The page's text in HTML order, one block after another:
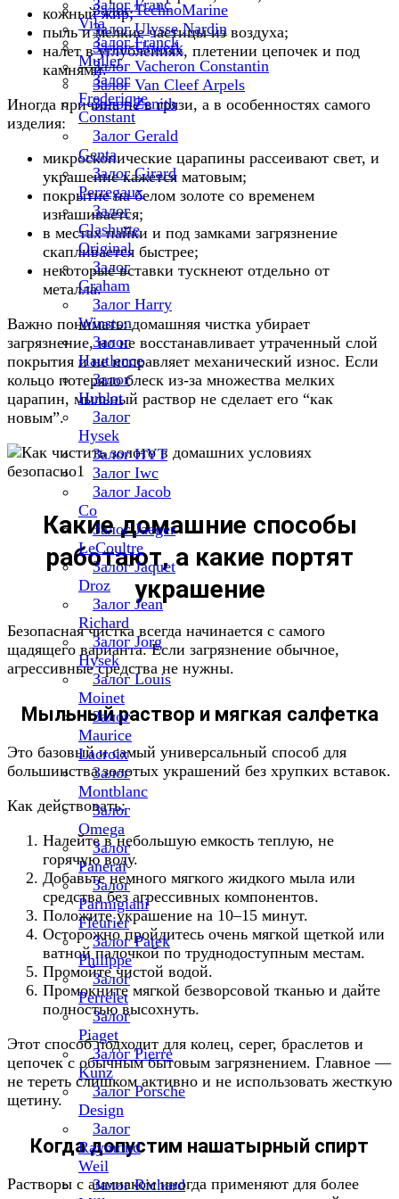
Залог TechnoMarine
Залог Ulysse Nardin
Залог Urwerk
Залог Vacheron Constantin
Залог Van Cleef Arpels
Залог Zenith
Залог Franc
Vila
Залог Franck
Muller
Залог
Frederique
Constant
Залог Gerald
Genta
Залог Girard
Perregaux
Залог
Glashutte
Original
Залог
Graham
Залог Harry
Winston
Залог
Hautlence
Залог
Hublot
Залог
Hysek
Залог HYT
Залог Iwc
Залог Jacob
Co
Залог Jaeger
LeCoultre
Залог Jaquet
Droz
Залог Jean
Richard
Залог Jorg
Hysek
Залог Louis
Moinet
Залог
Maurice
Lacroix
Залог
Montblanc
Залог
Omega
Залог
Panerai
Залог
Parmigiani
Fleurier
Залог Patek
Philippe
Залог
Perrelet
Залог
Piaget
Залог Pierre
Kunz
Залог Porsche
Design
Залог
Raymond
Weil
Залог Richard
кожный жир;
пыль и мелкие частицы из воздуха;
налет в углублениях, плетении цепочек и под
камнями.
Иногда причина не в грязи, а в особенностях самого
изделия:
микроскопические царапины рассеивают свет, и
украшение кажется матовым;
покрытие на белом золоте со временем
изнашивается;
в местах пайки и под замками загрязнение
скапливается быстрее;
некоторые вставки тускнеют отдельно от
металла.
Важно понимать: домашняя чистка убирает
загрязнение, но не восстанавливает утраченный слой
покрытия и не исправляет механический износ. Если
кольцо потеряло блеск из-за множества мелких
царапин, мыльный раствор не сделает его “как
новым”.
Какие домашние способы
работают, а какие портят
украшение
Безопасная чистка всегда начинается с самого
щадящего варианта. Если загрязнение обычное,
агрессивные средства не нужны.
Мыльный раствор и мягкая салфетка
Это базовый и самый универсальный способ для
большинства золотых украшений без хрупких вставок.
Как действовать:
Налейте в небольшую емкость теплую, не
горячую воду.
Добавьте немного мягкого жидкого мыла или
средства без агрессивных компонентов.
Положите украшение на 10–15 минут.
Осторожно пройдитесь очень мягкой щеткой или
ватной палочкой по труднодоступным местам.
Промойте чистой водой.
Промокните мягкой безворсовой тканью и дайте
полностью высохнуть.
Этот способ подходит для колец, серег, браслетов и
цепочек с обычным бытовым загрязнением. Главное —
не тереть слишком активно и не использовать жесткую
щетину.
Когда допустим нашатырный спирт
Растворы с аммиаком иногда применяют для более